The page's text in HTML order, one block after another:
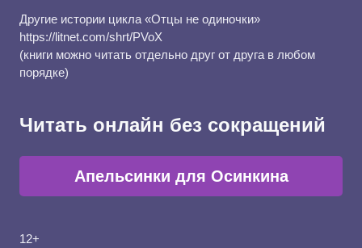
Другие истории цикла «Отцы не одиночки»
https://litnet.com/shrt/PVoX
(книги можно читать отдельно друг от друга в любом
порядке)
Читать онлайн без сокращений
Апельсинки для Осинкина
12+